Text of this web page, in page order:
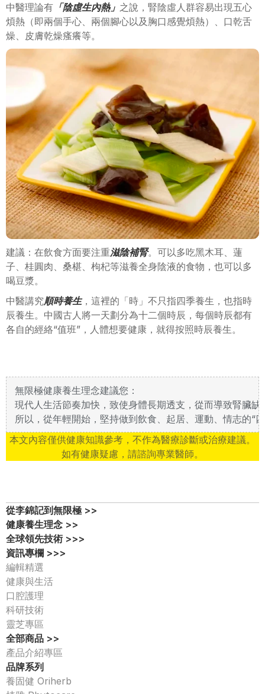
中醫理論有 「陰虛生內熱」 之說，腎陰虛人群容易出現五心
煩熱（即兩個手心、兩個腳心以及胸口感覺煩熱）、口乾舌
燥、皮膚乾燥瘙癢等。
建議：在飲食方面要注重滋陰補腎。可以多吃黑木耳、蓮
子、桂圓肉、桑椹、枸杞等滋養全身陰液的食物，也可以多
喝豆漿。
中醫講究順時養生，這裡的「時」不只指四季養生，也指時
辰養生。中國古人將一天劃分為十二個時辰，每個時辰都有
各自的經絡“值班”，人體想要健康，就得按照時辰養生。
無限極健康養生理念建議您：
現代人生活節奏加快，致使身體長期透支，從而導致腎臟
所以，從年輕開始，堅持做到飲食、起居、運動、情志的“
本文內容僅供健康知識參考，不作為醫療診斷或治療建議。
如有健康疑慮，請諮詢專業醫師。
從李錦記到無限極 >>
健康養生理念 >>
全球領先技術 >>>
資訊專欄 >>>
編輯精選
健康與生活
口腔護理
科研技術
靈芝專區
全部商品 >>
產品介紹專區
品牌系列
養固健 Oriherb